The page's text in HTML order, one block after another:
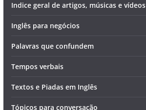
Indice geral de artigos, músicas e vídeos
Inglês para negócios
Palavras que confundem
Tempos verbais
Textos e Piadas em Inglês
Tópicos para conversação